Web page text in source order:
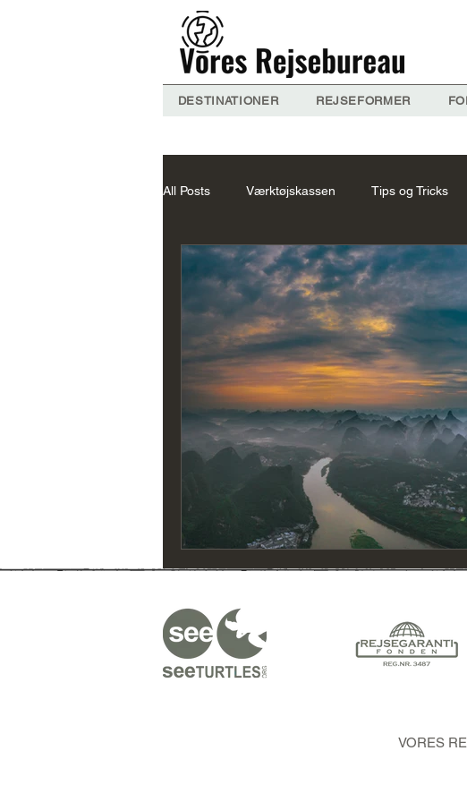
DESTINATIONER REJSEFORMER
All Posts Værktøjskassen Tips og Tricks
Nepal Om VB Thailand Forslag
Maldiverne Indien Forslag
Indonesien Forslag Mongoliet Forslag
VORES